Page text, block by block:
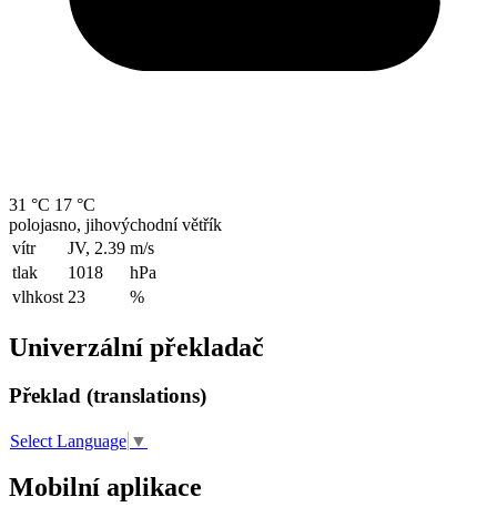
31 °C 17 °C
polojasno, jihovýchodní větřík
vítr
JV, 2.39 m/s
tlak
1018
hPa
vlhkost 23 %
Univerzální překladač
Překlad (translations)
Select Language ▼
Mobilní aplikace